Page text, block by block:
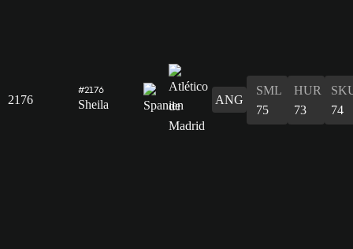
2176
#2176
Sheila ANG
SML
75
HUR
73
74